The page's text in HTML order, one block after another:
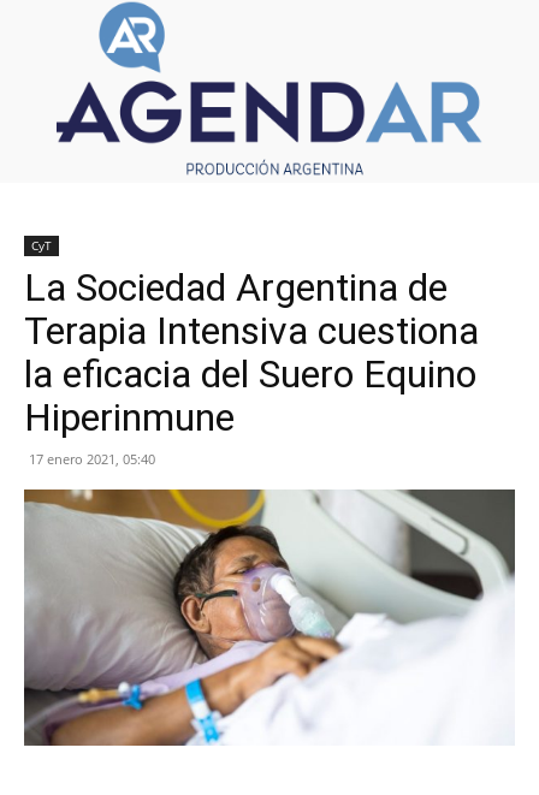
CyT
La Sociedad Argentina de
Terapia Intensiva cuestiona
la eficacia del Suero Equino
Hiperinmune
17 enero 2021, 05:40